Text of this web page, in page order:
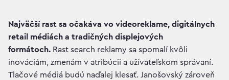
Najväčší rast sa očakáva vo videoreklame, digitálnych
retail médiách a tradičných displejových
formátoch. Rast search reklamy sa spomalí kvôli
inováciám, zmenám v atribúcii a užívateľskom správaní.
Tlačové médiá budú naďalej klesať. Janošovský zároveň